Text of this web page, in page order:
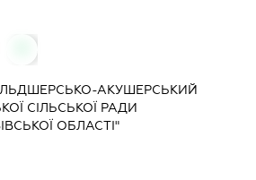
АКУШЕРСЬКИЙ
СІЛЬСЬКОЇ РАДИ
ОБЛАСТІ"